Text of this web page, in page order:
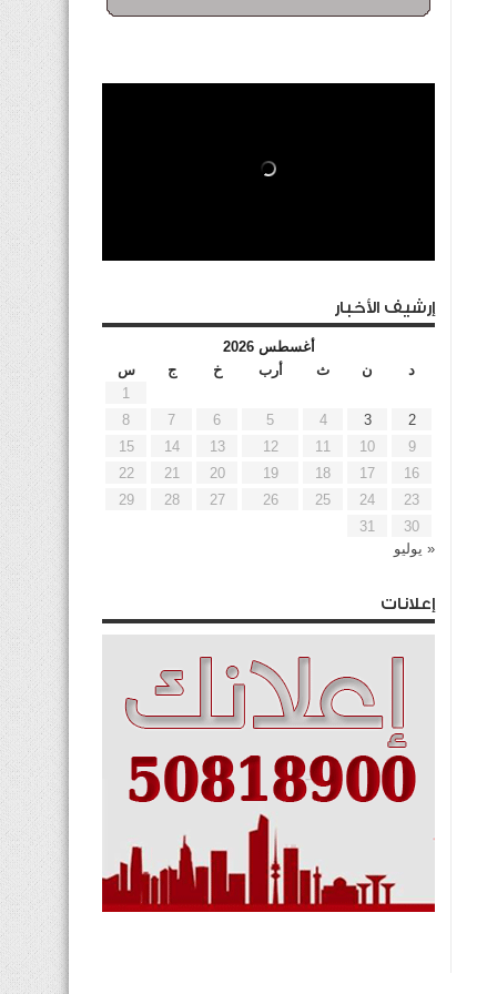
إرشيف الأخبار
أغسطس 2026
د
ن ث أرب خ ج
س
1
2
3
4
5
6
7
8
9
10
11
12
13
14
15
16
17
18
19
20
21
22
23
24
25
26
27
28
29
30
31
« يوليو
إعلانات